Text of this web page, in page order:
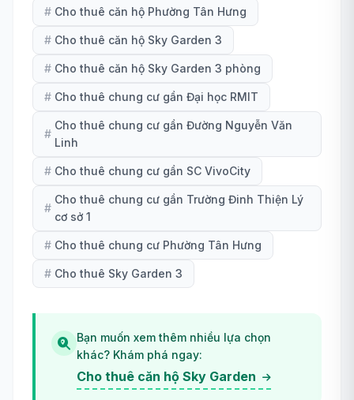
# Cho thuê căn hộ Phường Tân Hưng
# Cho thuê căn hộ Sky Garden 3
# Cho thuê căn hộ Sky Garden 3 phòng
# Cho thuê chung cư gần Đại học RMIT
#
Cho thuê chung cư gần Đường Nguyễn Văn
Linh
# Cho thuê chung cư gần SC VivoCity
#
Cho thuê chung cư gần Trường Đinh Thiện Lý
cơ sở 1
# Cho thuê chung cư Phường Tân Hưng
# Cho thuê Sky Garden 3
Bạn muốn xem thêm nhiều lựa chọn
khác? Khám phá ngay:
Cho thuê căn hộ Sky Garden